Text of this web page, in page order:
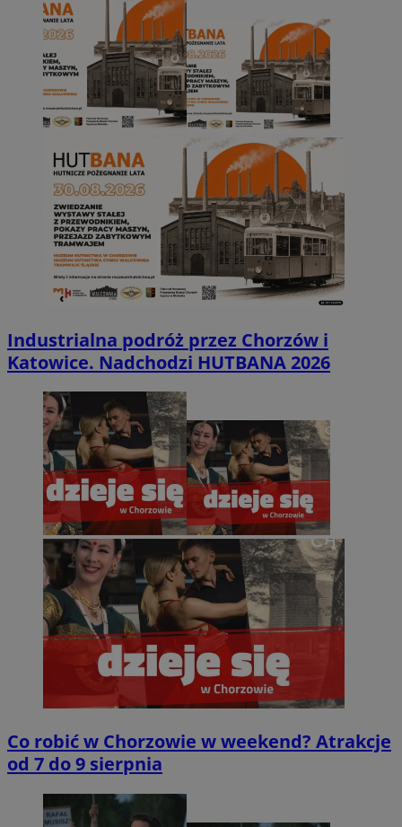
Industrialna podróż przez Chorzów i
Katowice. Nadchodzi HUTBANA 2026
Co robić w Chorzowie w weekend? Atrakcje
od 7 do 9 sierpnia